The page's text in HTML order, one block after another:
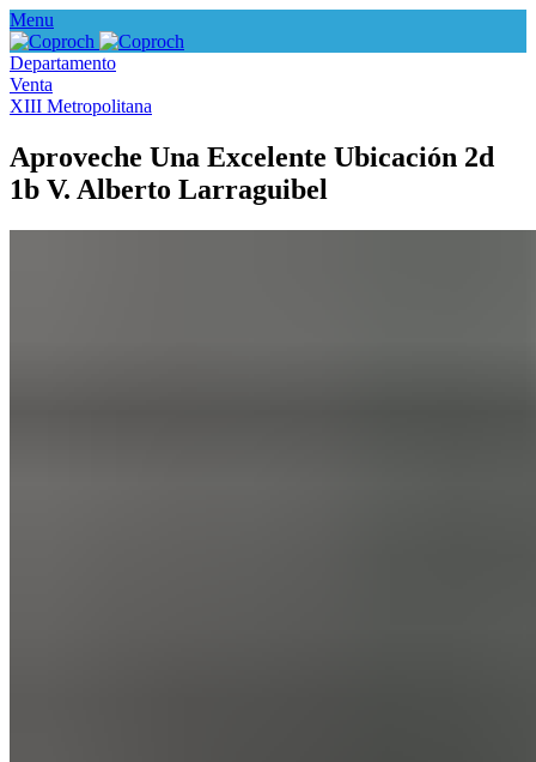
Menu
Departamento
Venta
XIII Metropolitana
Aproveche Una Excelente Ubicación 2d
1b V. Alberto Larraguibel